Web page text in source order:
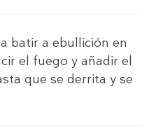
batir a ebullición en
el fuego y añadir el
que se derrita y se